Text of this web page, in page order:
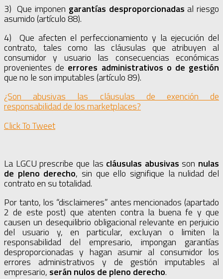
3) Que imponen garantías desproporcionadas al riesgo
asumido (artículo 88).
4) Que afecten el perfeccionamiento y la ejecución del
contrato, tales como las cláusulas que atribuyen al
consumidor y usuario las consecuencias económicas
provenientes de errores administrativos o de gestión
que no le son imputables (artículo 89).
¿Son abusivas las cláusulas de exención de
responsabilidad de los marketplaces?
Click To Tweet
La LGCU prescribe que las cláusulas abusivas son nulas
de pleno derecho, sin que ello signifique la nulidad del
contrato en su totalidad.
Por tanto, los “disclaimeres” antes mencionados (apartado
2 de este post) que atenten contra la buena fe y que
causen un desequilibrio obligacional relevante en perjuicio
del usuario y, en particular, excluyan o limiten la
responsabilidad del empresario, impongan garantías
desproporcionadas y hagan asumir al consumidor los
errores administrativos y de gestión imputables al
empresario, serán nulos de pleno derecho.